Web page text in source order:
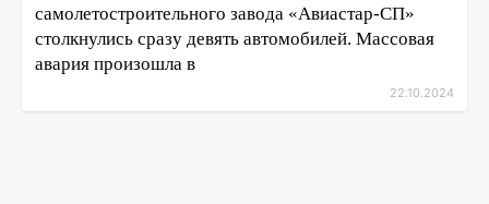
самолетостроительного завода «Авиастар-СП»
столкнулись сразу девять автомобилей. Массовая
авария произошла в
22.10.2024